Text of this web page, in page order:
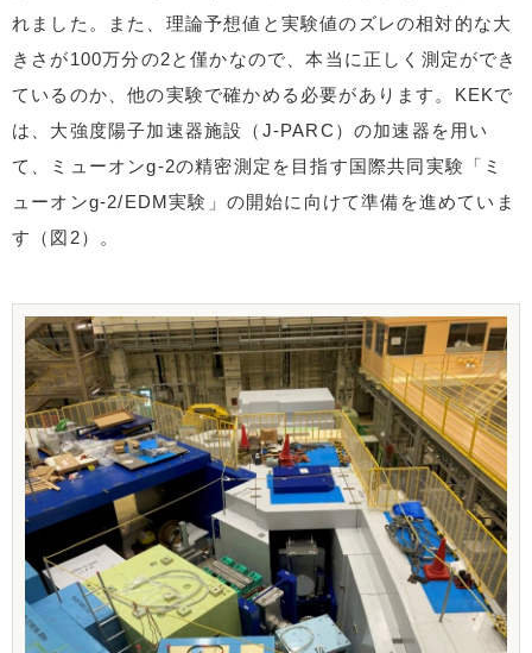
れました。また、理論予想値と実験値のズレの相対的な大
きさが100万分の2と僅かなので、本当に正しく測定ができ
ているのか、他の実験で確かめる必要があります。KEKで
は、大強度陽子加速器施設（J-PARC）の加速器を用い
て、ミューオンg-2の精密測定を目指す国際共同実験「ミ
ューオンg-2/EDM実験」の開始に向けて準備を進めていま
す（図2）。